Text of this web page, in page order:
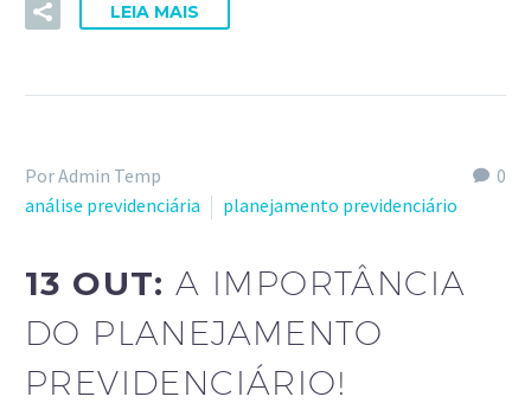
LEIA MAIS
0
Por Admin Temp
análise previdenciária
planejamento previdenciário
13 OUT:A IMPORTÂNCIA
DO PLANEJAMENTO
PREVIDENCIÁRIO!